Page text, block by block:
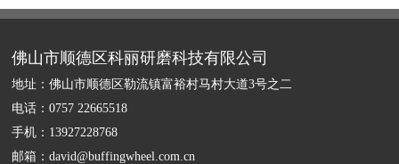
佛山市顺德区科丽研磨科技有限公司
地址：佛山市顺德区勒流镇富裕村马村大道3号之二
电话：0757 22665518
手机：13927228768
邮箱：david@buffingwheel.com.cn